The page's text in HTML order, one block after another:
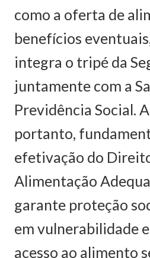
como a oferta de
benefícios
integra o tripé da
juntamente com a
Previdência Social. A
portanto,
efetivação do
Alimentação
garante proteção
em vulnerabilidade
acesso ao alimento